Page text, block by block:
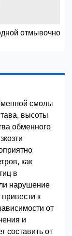
смолы
высоты
обменного
как
в
нарушение
к
от
и
составить от